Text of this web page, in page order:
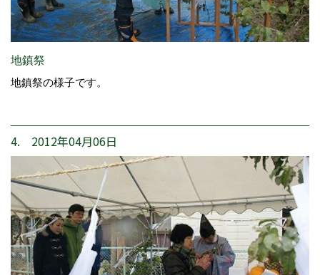
地鎮祭
地鎮祭の様子です。
4. 2012年04月06日